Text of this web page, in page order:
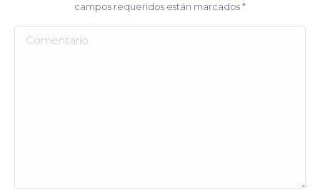
campos requeridos están marcados*
Comentario